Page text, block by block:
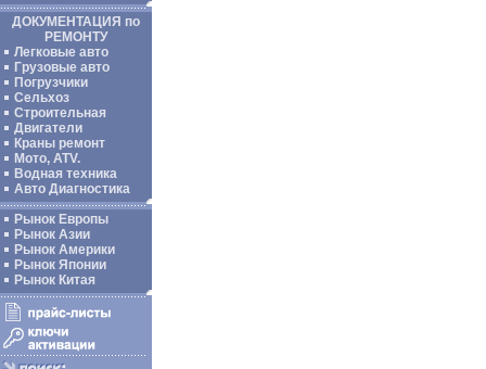
ДОКУМЕНТАЦИЯ по
РЕМОНТУ
Легковые авто
Грузовые авто
Погрузчики
Сельхоз
Строительная
Двигатели
Краны ремонт
Мото, ATV.
Водная техника
Авто Диагностика
Рынок Европы
Рынок Азии
Рынок Америки
Рынок Японии
Рынок Китая